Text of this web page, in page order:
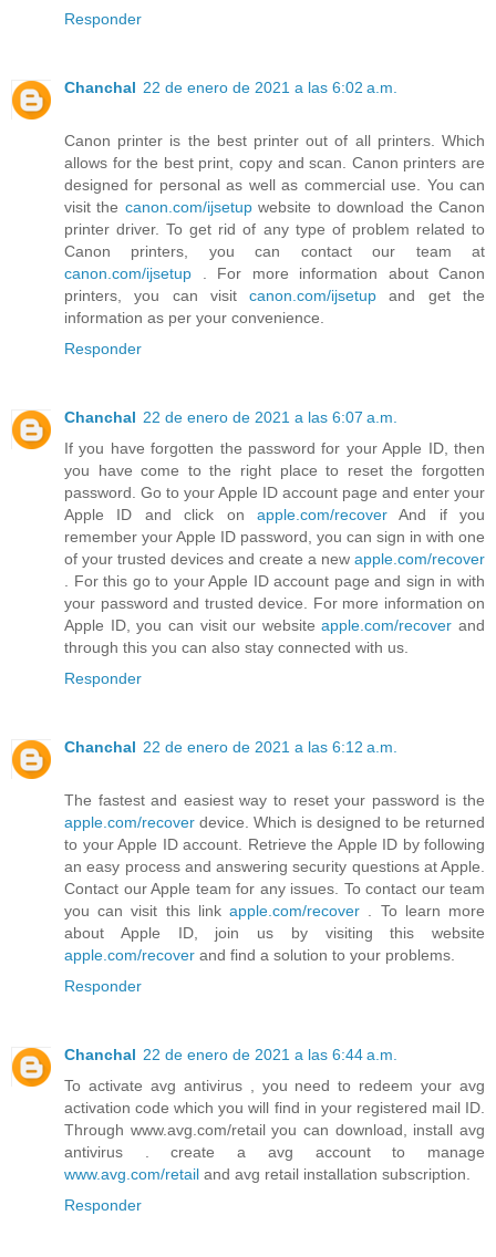
Responder
Chanchal 22 de enero de 2021 a las 6:02 a.m.
Canon printer is the best printer out of all printers. Which
allows for the best print, copy and scan. Canon printers are
designed for personal as well as commercial use. You can
visit the canon.com/ijsetupwebsite to download the Canon
printer driver. To get rid of any type of problem related to
Canon printers, you can contact our team at
canon.com/ijsetup . For more information about Canon
printers, you can visitcanon.com/ijsetup and get the
information as per your convenience.
Responder
Chanchal 22 de enero de 2021 a las 6:07 a.m.
If you have forgotten the password for your Apple ID, then
you have come to the right place to reset the forgotten
password. Go to your Apple ID account page and enter your
Apple ID and click on apple.com/recoverAnd if you
remember your Apple ID password, you can sign in with one
of your trusted devices and create a new apple.com/recover
. For this go to your Apple ID account page and sign in with
your password and trusted device. For more information on
Apple ID, you can visit our websiteapple.com/recover and
through this you can also stay connected with us.
Responder
Chanchal 22 de enero de 2021 a las 6:12 a.m.
The fastest and easiest way to reset your password is the
apple.com/recover device. Which is designed to be returned
to your Apple ID account. Retrieve the Apple ID by following
an easy process and answering security questions at Apple.
Contact our Apple team for any issues. To contact our team
you can visit this linkapple.com/recover . To learn more
about Apple ID, join us by visiting this website
apple.com/recover and find a solution to your problems.
Responder
Chanchal 22 de enero de 2021 a las 6:44 a.m.
To activate avg antivirus , you need to redeem your avg
activation code which you will find in your registered mail ID.
Through www.avg.com/retail you can download, install avg
antivirus . create a avg account to manage
www.avg.com/retail and avg retail installation subscription.
Responder